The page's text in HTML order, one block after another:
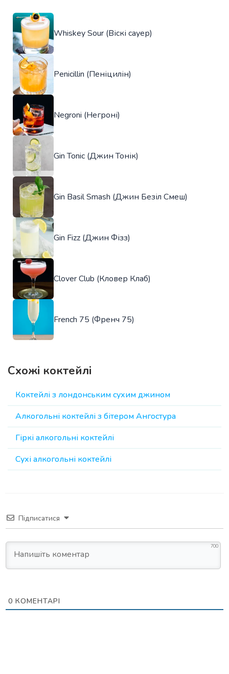
Whiskey Sour (Віскі сауер)
Penicillin (Пеніцилін)
Negroni (Негроні)
Gin Tonic (Джин Тонік)
Gin Basil Smash (Джин Безіл Смеш)
Gin Fizz (Джин Фізз)
Clover Club (Кловер Клаб)
French 75 (Френч 75)
Схожі коктейлі
Коктейлі з лондонським сухим джином
Алкогольні коктейлі з бітером Ангостура
Гіркі алкогольні коктейлі
Сухі алкогольні коктейлі
Підписатися
700
0 КОМЕНТАРІ